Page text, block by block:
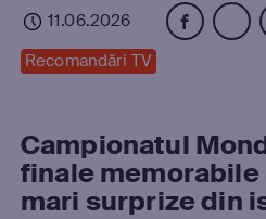
11.06.2026
Recomandări TV
Campionatul
finale memorabile
mari surprize din